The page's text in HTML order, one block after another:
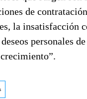
de
la insatisfacción
personales